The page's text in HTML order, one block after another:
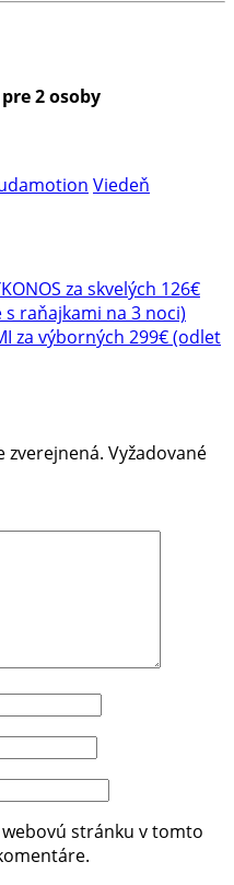
2 osoby
Viedeň
za skvelých 126€
raňajkami na 3 noci)
za výborných 299€ (odlet
zverejnená. Vyžadované
stránku v tomto